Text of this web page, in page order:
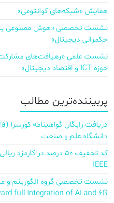
همایش «شبکه‌های کوانتومی»
نشست تخصصی «هوش مصنوعی
حکمرانی دیجیتال»
نشست علمی «رهیافت‌های مشارکت
حوزه ICT و اقتصاد دیجیتال»
پربیننده‌ترین مطالب
دانشگاه علم و صنعت
IEEE
نشست تخصصی گروه الگوریتم و
full Integration of AI and 6G